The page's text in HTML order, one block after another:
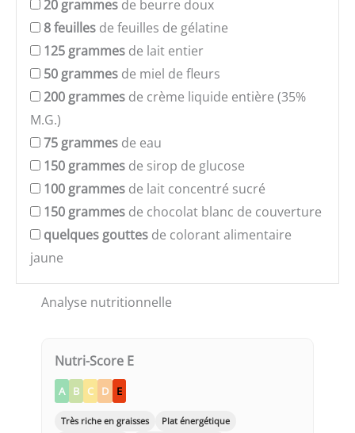
20 grammes de beurre doux
8feuilles de feuilles de gélatine
125 grammes de lait entier
50 grammes de miel de fleurs
200 grammes de crème liquide entière (35%
M.G.)
75 grammes de eau
150 grammes de sirop de glucose
100 grammes de lait concentré sucré
150 grammes de chocolat blanc de couverture
quelques gouttes de colorant alimentaire
jaune
Analyse nutritionnelle
Nutri-Score E
A B C D E
Très riche en graisses
Plat énergétique